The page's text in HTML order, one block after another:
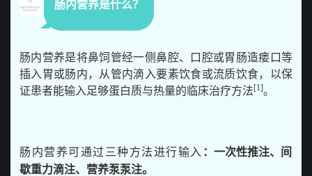
肠内营养是什么？
肠内营养是将鼻饲管经一侧鼻腔、口腔或胃肠造瘘口等
插入胃或肠内，从管内滴入要素饮食或流质饮食，以保
证患者能输入足够蛋白质与热量的临床治疗方法[1]。
肠内营养可通过三种方法进行输入 ： 一次性推注、间
歇重力滴注、营养泵泵注。